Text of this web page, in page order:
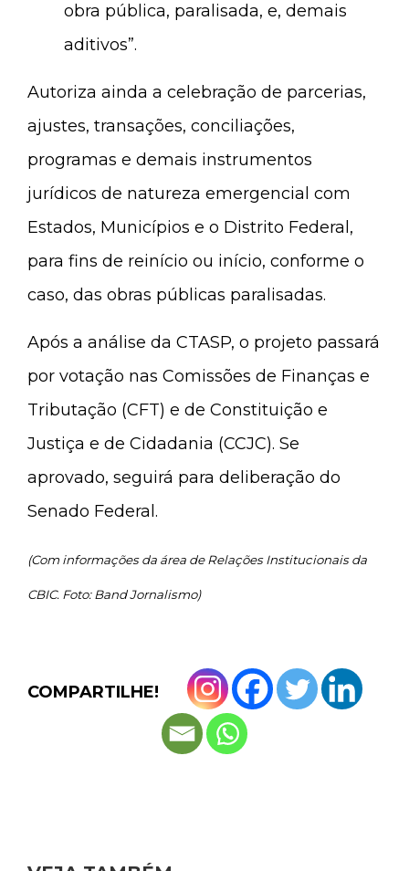
obra pública, paralisada, e, demais
aditivos”.
Autoriza ainda a celebração de parcerias,
ajustes, transações, conciliações,
programas e demais instrumentos
jurídicos de natureza emergencial com
Estados, Municípios e o Distrito Federal,
para fins de reinício ou início, conforme o
caso, das obras públicas paralisadas.
Após a análise da CTASP, o projeto passará
por votação nas Comissões de Finanças e
Tributação (CFT) e de Constituição e
Justiça e de Cidadania (CCJC). Se
aprovado, seguirá para deliberação do
Senado Federal.
(Com informações da área de Relações Institucionais da
CBIC. Foto: Band Jornalismo)
COMPARTILHE!